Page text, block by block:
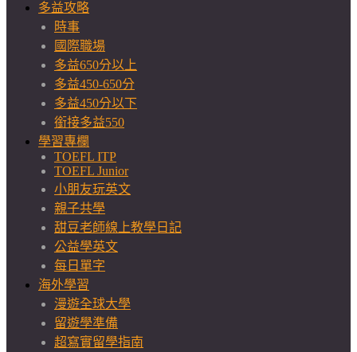
多益攻略
時事
國際職場
多益650分以上
多益450-650分
多益450分以下
銜接多益550
學習專欄
TOEFL ITP
TOEFL Junior
小朋友玩英文
親子共學
甜豆老師線上教學日記
公益學英文
每日單字
海外學習
漫遊全球大學
留遊學準備
超寫實留學指南